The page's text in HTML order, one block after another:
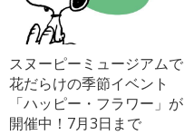
スヌーピーミュージアムで
花だらけの季節イベント
「ハッピー・フラワー」が
開催中！7月3日まで